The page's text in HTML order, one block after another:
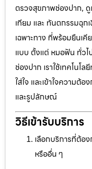
ตรวจสุขภาพช่องปาก,
เทียม และ ทันตกรรมฉุ
เฉพาะทาง ที่พร้อมยืนเ
แบบ ตั้งแต่ หมอฟัน ทั่ว
ช่องปาก เราใช้เทคโนโ
ใส่ใจ และเข้าใจความ
และรูปลักษณ์
วิธีเข้ารับบริการ
เลือกบริการที่ต้อ
หรืออื่น ๆ